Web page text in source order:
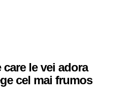
le vei adora
cel mai frumos